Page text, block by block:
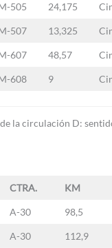
505 24,175
507 13,325
607 48,57
608 9
la circulación D:
CTRA. KM
A-30 98,5
A-30 112,9